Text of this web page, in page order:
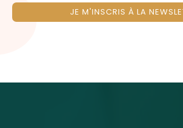
JE M'INSCRIS À LA